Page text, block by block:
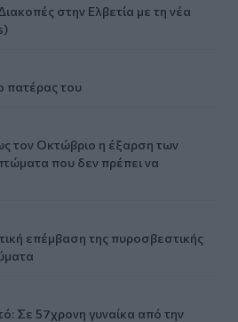
στην Ελβετία με τη νέα
πατέρας του
τον Οκτώβριο η έξαρση των
που δεν πρέπει να
επέμβαση της πυροσβεστικής
Σε 57χρονη γυναίκα από την